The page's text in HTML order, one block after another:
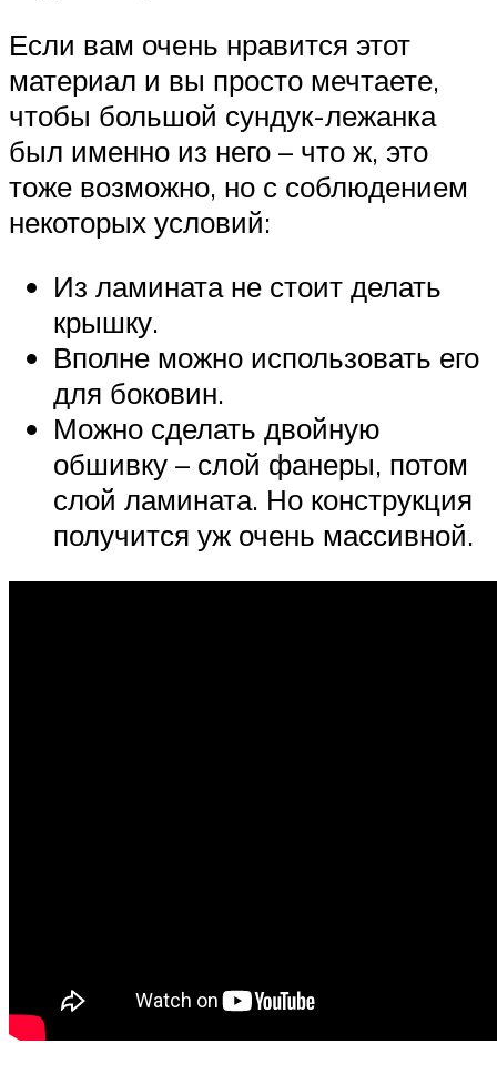
Если вам очень нравится этот
материал и вы просто мечтаете,
чтобы большой сундук-лежанка
был именно из него – что ж, это
тоже возможно, но с соблюдением
некоторых условий:
Из ламината не стоит делать
крышку.
Вполне можно использовать его
для боковин.
Можно сделать двойную
обшивку – слой фанеры, потом
слой ламината. Но конструкция
получится уж очень массивной.